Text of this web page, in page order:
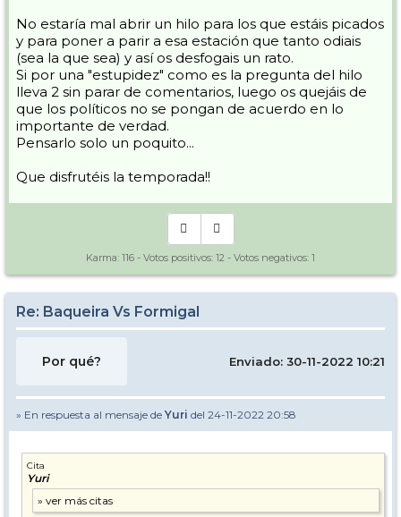
No estaría mal abrir un hilo para los que estáis picados
y para poner a parir a esa estación que tanto odiais
(sea la que sea) y así os desfogais un rato.
Si por una "estupidez" como es la pregunta del hilo
lleva 2 sin parar de comentarios, luego os quejáis de
que los políticos no se pongan de acuerdo en lo
importante de verdad.
Pensarlo solo un poquito...
Que disfrutéis la temporada!!
Karma: 116 - Votos positivos: 12 - Votos negativos: 1
Re: Baqueira Vs Formigal
Por qué? Enviado: 30-11-2022 10:21
» En respuesta al mensaje de Yuri del 24-11-2022 20:58
Cita
Yuri